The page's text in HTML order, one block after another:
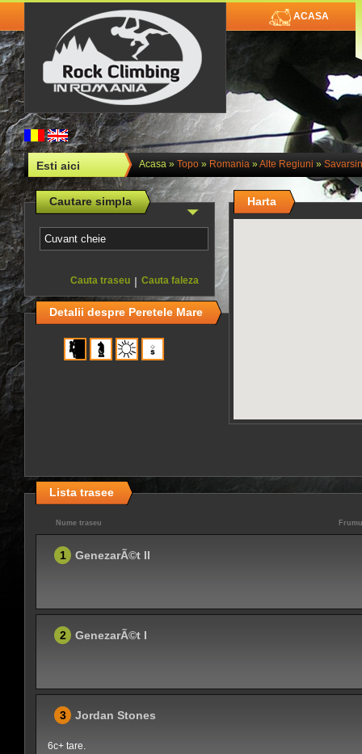
ACASA
Esti aici Acasa» Topo» Romania»Alte Regiuni »
Cautare simpla
Cauta faleza
|
Cauta traseu
Harta
Detalii despre Peretele Mare
Lista trasee
Nume traseu
1 GenezarÃ©t II
2 GenezarÃ©t I
3 Jordan Stones
6c+ tare.